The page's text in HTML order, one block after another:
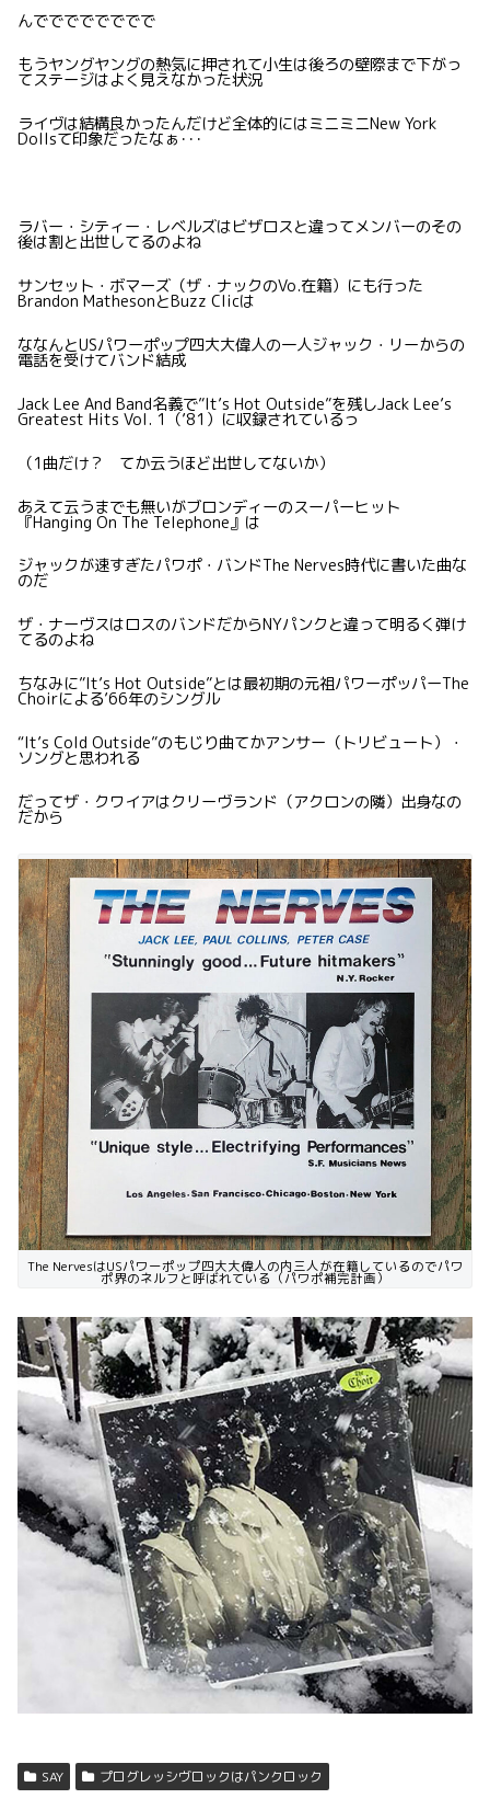
んでででででででで
もうヤングヤングの熱気に押されて小生は後ろの壁際まで下がっ
てステージはよく見えなかった状況
ライヴは結構良かったんだけど全体的にはミニミニNew York
Dollsて印象だったなぁ･･･
ラバー・シティー・レベルズはビザロスと違ってメンバーのその
後は割と出世してるのよね
サンセット・ボマーズ（ザ・ナックのVo.在籍）にも行った
Brandon MathesonとBuzz Clicは
ななんとUSパワーポップ四大大偉人の一人ジャック・リーからの
電話を受けてバンド結成
Jack Lee And Band名義で”It’s Hot Outside”を残しJack Lee’s
Greatest Hits Vol. 1（’81）に収録されているっ
（1曲だけ？ てか云うほど出世してないか）
あえて云うまでも無いがブロンディーのスーパーヒット
『Hanging On The Telephone』は
ジャックが速すぎたパワポ・バンドThe Nerves時代に書いた曲な
のだ
ザ・ナーヴスはロスのバンドだからNYパンクと違って明るく弾け
てるのよね
ちなみに”It’s Hot Outside”とは最初期の元祖パワーポッパーThe
Choirによる’66年のシングル
“It’s Cold Outside”のもじり曲てかアンサー（トリビュート）・
ソングと思われる
だってザ・クワイアはクリーヴランド（アクロンの隣）出身なの
だから
The NervesはUSパワーポップ四大大偉人の内三人が在籍しているのでパワ
ポ界のネルフと呼ばれている（パワポ補完計画）
SAY プログレッシヴロックはパンクロック